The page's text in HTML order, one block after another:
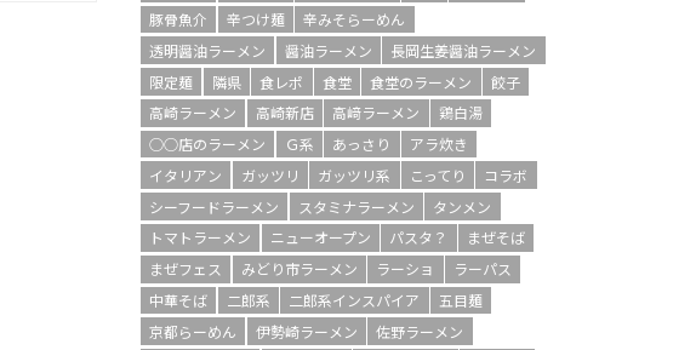
豚骨魚介
辛つけ麺
辛みそらーめん
透明醤油ラーメン
醤油ラーメン
長岡生姜醤油ラーメン
限定麺
隣県 食レポ 食堂 食堂のラーメン
餃子
高崎ラーメン
高崎新店 高﨑ラーメン
鶏白湯
○○店のラーメン
Ｇ系 あっさり
アラ炊き
イタリアン
ガッツリ ガッツリ系 こってり
コラボ
シーフードラーメン
スタミナラーメン
タンメン
トマトラーメン
ニューオープン パスタ？
まぜそば
まぜフェス
みどり市ラーメン ラーショ
ラーパス
中華そば
二郎系 二郎系インスパイア
五目麺
京都らーめん
伊勢崎ラーメン
佐野ラーメン